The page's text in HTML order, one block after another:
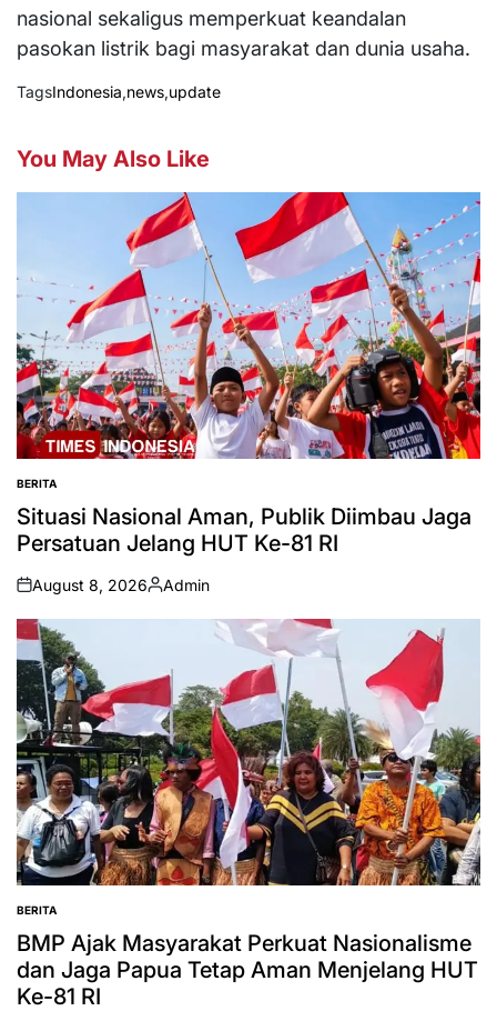
nasional sekaligus memperkuat keandalan
pasokan listrik bagi masyarakat dan dunia usaha.
TagsIndonesia,news,update
You May Also Like
POSTED
IN
BERITA
Situasi Nasional Aman, Publik Diimbau Jaga
Persatuan Jelang HUT Ke-81 RI
on
August 8, 2026
Posted
by
Admin
POSTED
IN
BERITA
BMP Ajak Masyarakat Perkuat Nasionalisme
dan Jaga Papua Tetap Aman Menjelang HUT
Ke-81 RI